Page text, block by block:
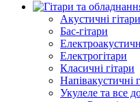
Акустичні гітари
Бас-гітари
Електрогітари
Класичні гітари
Напівакустичні
Укулеле та все